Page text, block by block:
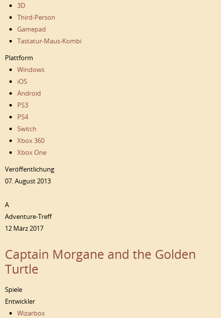
3D
Third-Person
Gamepad
Tastatur-Maus-Kombi
Plattform
Windows
iOS
Android
PS3
PS4
Switch
Xbox 360
Xbox One
Veröffentlichung
07. August 2013
A
Adventure-Treff
12 März 2017
Captain Morgane and the Golden
Turtle
Spiele
Entwickler
Wizarbox